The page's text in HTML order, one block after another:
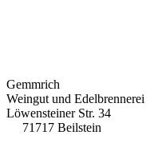
Gemmrich
Weingut und Edelbrennerei
Löwensteiner Str. 34
71717 Beilstein